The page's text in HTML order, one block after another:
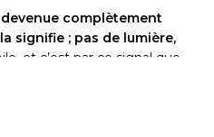
complètement
signifie ; pas de lumière,
et c’est par ce signal que